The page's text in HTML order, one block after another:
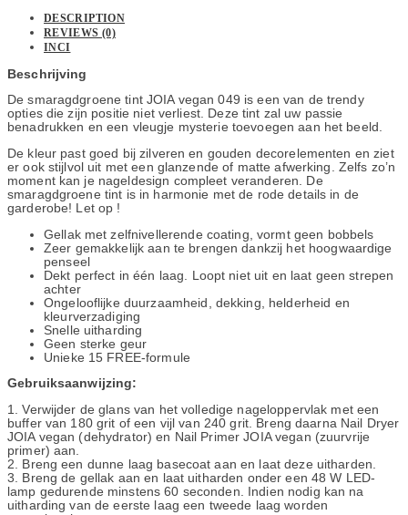
DESCRIPTION
REVIEWS (0)
INCI
Beschrijving
De smaragdgroene tint JOIA vegan 049 is een van de trendy
opties die zijn positie niet verliest. Deze tint zal uw passie
benadrukken en een vleugje mysterie toevoegen aan het beeld.
De kleur past goed bij zilveren en gouden decorelementen en ziet
er ook stijlvol uit met een glanzende of matte afwerking. Zelfs zo’n
moment kan je nageldesign compleet veranderen. De
smaragdgroene tint is in harmonie met de rode details in de
garderobe! Let op !
Gellak met zelfnivellerende coating, vormt geen bobbels
Zeer gemakkelijk aan te brengen dankzij het hoogwaardige
penseel
Dekt perfect in één laag. Loopt niet uit en laat geen strepen
achter
Ongelooflijke duurzaamheid, dekking, helderheid en
kleurverzadiging
Snelle uitharding
Geen sterke geur
Unieke 15 FREE-formule
Gebruiksaanwijzing:
1. Verwijder de glans van het volledige nageloppervlak met een
buffer van 180 grit of een vijl van 240 grit. Breng daarna Nail Dryer
JOIA vegan (dehydrator) en Nail Primer JOIA vegan (zuurvrije
primer) aan.
2. Breng een dunne laag basecoat aan en laat deze uitharden.
3. Breng de gellak aan en laat uitharden onder een 48 W LED-
lamp gedurende minstens 60 seconden. Indien nodig kan na
uitharding van de eerste laag een tweede laag worden